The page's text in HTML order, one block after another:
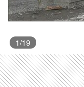
1/19